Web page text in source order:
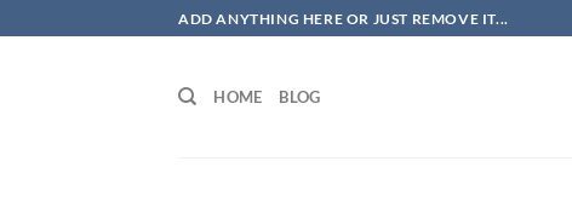
ไป
ADD ANYTHING HERE OR JUST REMOVE IT...
HOME BLOG